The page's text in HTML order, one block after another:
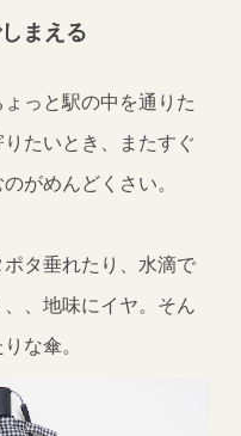
まえる
っと駅の中を通りた
たいとき、またすぐ
がめんどくさい。
タ垂れたり、水滴で
、地味にイヤ。そん
な傘。